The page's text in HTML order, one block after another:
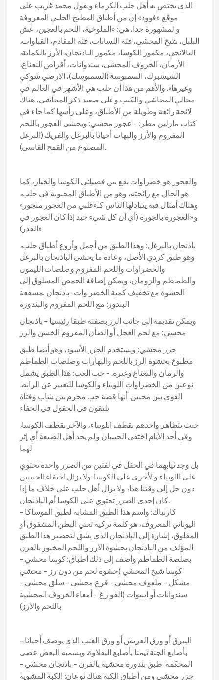
الذي يختص به أهل حلب الكرماء ويقول محمد غريب على
موقع «فوود» إن من أطباق المطبخ الحلبي المعروفة
والمشهورة جدا، هي: «الملوخية، اللحم بالعجين، عش
البلبل، شيخ المحشي، فتة اللسانات، فتة المقادم، القباوات،
اليالانجي، مكمور الكوسا، مكمور الباذنجان، الأرز بالكماية،
الأرمان، الخروف المحشي، سندوانات، أقراص النعناع،
الشيشبرك، السمبوسة (السمبوسك)، الأرضي شوكي
وغيرها». والأهم من هذا أن حلب هي الأشهر في العالم في
مجالي المحاشي والكبب وعلى صعيد ذكر المحاشي، هناك
لائحة رائعة وطويلة من الأطباق، وعلى رأسها كما جاء في
كتاب مارلين مطر: – عجور محشي: ويحشى العجور باللحم
المفروم والأرز والبهات أحيانا بالبرغل والفريك (البرغل
المصنوع من القمح القاسي).
والعجور هو خضراوات يقع بين فصيلتي الكوسا والخيار، كما
هو الحال مع رائحته، وهو من الأطباق المحبوبة في حلب،
وهناك أمثال فيه يتبادلها الناس كـ«قلبي من العجور منجور»
و«العجورة بالجورة (أي أن كل شيء جيد إذا كان العجور في
القدر)»
باذنجان بالبرغل: وهذا الطبق من أجمل وأروع أطباق حلب،
وهو طبق كردي الأصل، وعادة ما يحشى الباذنجان بالبرغل
والخضراوات واللحم المفروم وصلصات الليمون
والطماطم والرومان، ويمكن إضافة الحمص المسلوق إلى
الحشوة مع تخفيف كمية الخضراوات- باذنجان بمسقعة
البندور: مع اللحم المفروم والبندورة
ويمكن تقديمه إلى جانب الرز بصفته طبقا رئيسيا – باذنجان
محشي: مع لحم العجل أو الضأن المفروم الخشن والرز
جزر محشي: ويستخدم الجزر الأسود، وهو أيضا طبق
مطبوخ بحشوة الرز باللحم والبهارات وصلصات الطماطم
والرمان والنعناع وغيره. – حب العب: هذا الطبق يشمل
نوعين من الخضراوات اللوبياء والكوسا للتعبير عن الرابط
القوي بين محبين. أنها قصة حب محرم بين شاب وفتاة
يلتقون في الحقول في الخفاء
حيث يتظاهر واحدهم بقطف اللوبياء، والآخر بقطف الكوسا،
وفي أحد الأيام اختفى الحبيبان ولم يجد أهل الضيعة أي إثر
لهما
بل وجد ثيابهما في الحقل في لفتين من الصرر واحدة تحتوي
على اللوبياء والأخرى على الكوسا. ولا يزال اختفاء الحبيبين
دون حل إلى وقتنا هذا، ولا يزال أهل حلب على خلاف ما إذا
– كارنياك: واسم هذا الطبق المشابه لطبق الموساكا
اليوناني المعروف، هو كلمة تركية تعني البطن المشقوق أو
المفلوق، إشارة إلى الباذنجان الذي يشق لتحضير هذا الطبق
المؤلف من الباذنجان بحشوة الأرز واللحم المخبوز بالفرن
بصلصة الطماطم وأضف إلى ذلك أطباق: كوسا محشي –
كوسا شيخ المحشي (حشوة لحم من دون رز – محشي
مشكل – ملفوف محشي – قرع محشي – سلق محشي –
سندوانات أو ايبيوات (الفوارغ – أمعاء الخروف المحشية
باللحم والأرز)
– اليبرق أو ورق العريش أو ورق العنب الذي يوصف أحيانا
بأصابع الجنة تيمنا بأصابع البقلاوة. ويسميه البعض عصى
المحكمة طبق بندورة محشية بالفرن – باذنجان محشي –
جزر محشي ومن أطباق الكبة هناك نوعان: الكبة المشوية